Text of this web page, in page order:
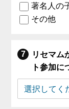
著名人の
その他
リセマム
ト参加に